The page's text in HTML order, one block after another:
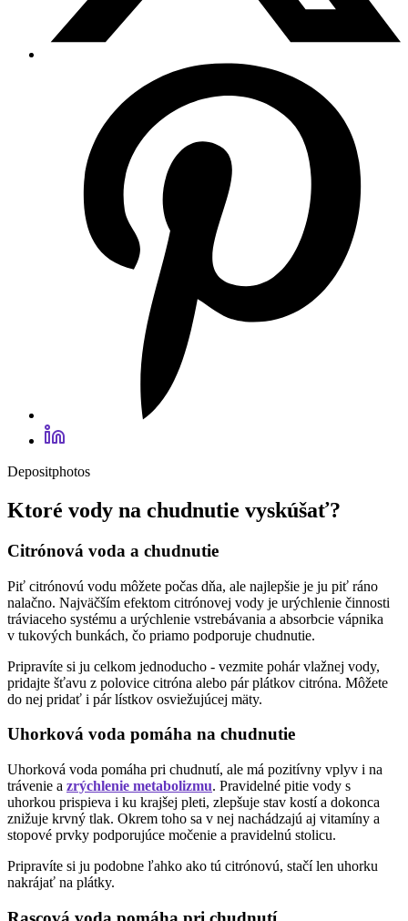
Depositphotos
Ktoré vody na chudnutie vyskúšať?
Citrónová voda a chudnutie
Piť citrónovú vodu môžete počas dňa, ale najlepšie je ju piť ráno
nalačno. Najväčším efektom citrónovej vody je urýchlenie činnosti
tráviaceho systému a urýchlenie vstrebávania a absorbcie vápnika
v tukových bunkách, čo priamo podporuje chudnutie.
Pripravíte si ju celkom jednoducho - vezmite pohár vlažnej vody,
pridajte šťavu z polovice citróna alebo pár plátkov citróna. Môžete
do nej pridať i pár lístkov osviežujúcej mäty.
Uhorková voda pomáha na chudnutie
Uhorková voda pomáha pri chudnutí, ale má pozitívny vplyv i na
trávenie a zrýchlenie metabolizmu. Pravidelné pitie vody s
uhorkou prispieva i ku krajšej pleti, zlepšuje stav kostí a dokonca
znižuje krvný tlak. Okrem toho sa v nej nachádzajú aj vitamíny a
stopové prvky podporujúce močenie a pravidelnú stolicu.
Pripravíte si ju podobne ľahko ako tú citrónovú, stačí len uhorku
nakrájať na plátky.